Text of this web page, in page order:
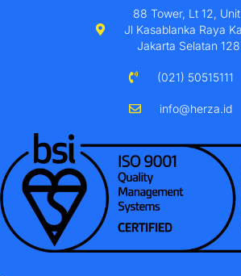
88 Tower, Lt 12,
Jl Kasablanka Raya
Jakarta Selatan
(021) 50515111
info@herza.id